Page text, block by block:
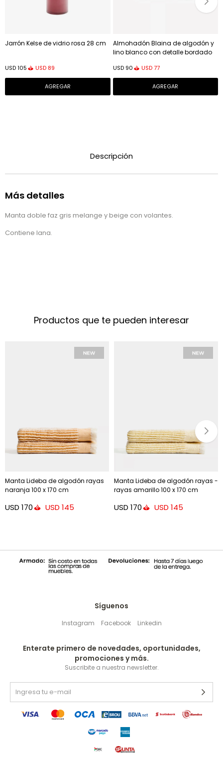
Jarrón Kelse de vidrio rosa 28 cm
USD105 USD 89
Almohadón Blaina de algodón y
lino blanco con detalle bordado
USD 90 USD 77
Descripción
Más detalles
Manta doble faz gris melange y beige con volantes.
Contiene lana.
Productos que te pueden interesar
Manta Lideba de algodón rayas
naranja 100 x 170 cm
USD 170 USD 145
Manta Lideba de algodón rayas -
rayas amarillo 100 x 170 cm
USD 170 USD 145
Síguenos
Instagram Facebook Linkedin
Enterate primero de novedades, oportunidades,
promociones y más.
Suscribite a nuestra newsletter.